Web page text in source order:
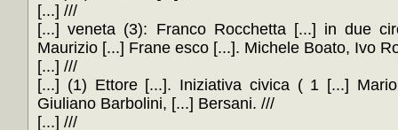
[...] ///
[...] veneta (3): Franco Rocchetta [...] in due
Maurizio [...] Frane esco [...]. Michele Boato, Ivo
[...] ///
[...] (1) Ettore [...]. Iniziativa civica ( 1 [...]
Giuliano Barbolini, [...] Bersani. ///
[...] ///